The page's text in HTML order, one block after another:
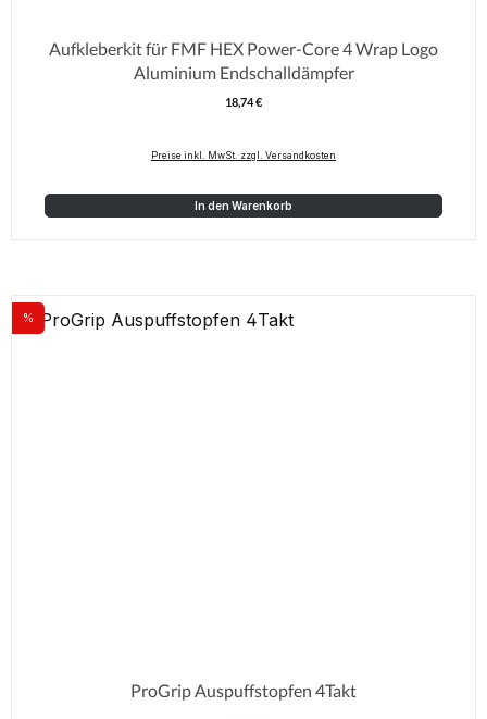
Aufkleberkit für FMF HEX Power-Core 4 Wrap Logo
Aluminium Endschalldämpfer
Regulärer Preis:
18,74 €
Preise inkl. MwSt. zzgl. Versandkosten
In den Warenkorb
Rabatt
%
ProGrip Auspuffstopfen 4Takt